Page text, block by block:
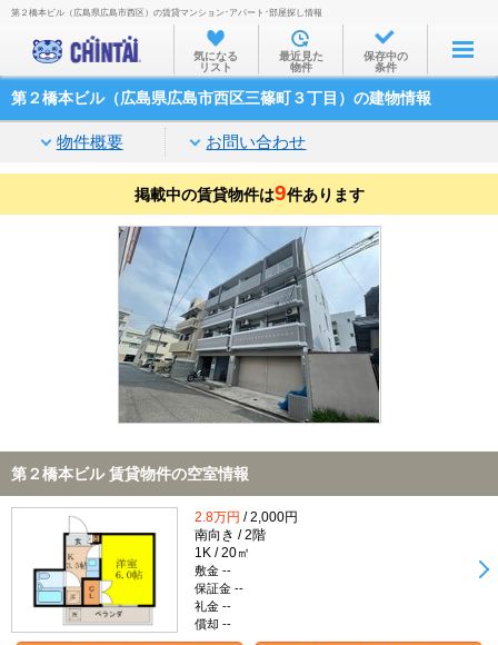
お部屋を探す
沿線・駅から
家賃相場から
通勤通学時間から
物件特集から
不動産会社から
TOP
第２橋本ビル（広島県広島市西区）の賃貸マンション･アパート･部屋探し情報
気になる
リスト
最近見た
物件
保存中の
条件
第２橋本ビル（広島県広島市西区三篠町３丁目）の建物情報
物件概要 お問い合わせ
掲載中の賃貸物件は9件あります
第２橋本ビル 賃貸物件の空室情報
2.8万円 / 2,000円
南向き / 2階
1K / 20㎡
敷金 --
保証金 --
礼金 --
償却 --